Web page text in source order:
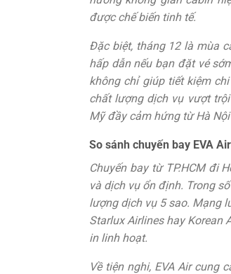
được chế biến tinh tế.
Đặc biệt, tháng 12 là mùa
hấp dẫn nếu bạn đặt vé
không chỉ giúp tiết kiệm
chất lượng dịch vụ vượt
Mỹ đầy cảm hứng từ Hà
So sánh chuyến bay EVA
Chuyến bay từ TP.HCM đi
và dịch vụ ổn định. Trong
lượng dịch vụ 5 sao. Mạng
Starlux Airlines hay Korean
in linh hoạt.
Về tiện nghi, EVA Air cung